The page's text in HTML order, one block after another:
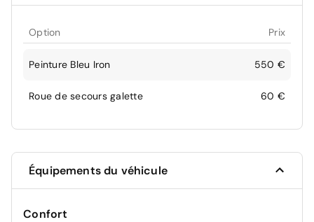
Option Prix
Peinture Bleu Iron 550 €
Roue de secours galette 60 €
Équipements du véhicule
Confort